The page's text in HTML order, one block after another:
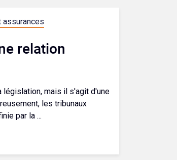
assurances
relation
législation, mais il s'agit d'une
les tribunaux
par la ...